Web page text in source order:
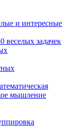
и интересные
веселых задачек
мышление